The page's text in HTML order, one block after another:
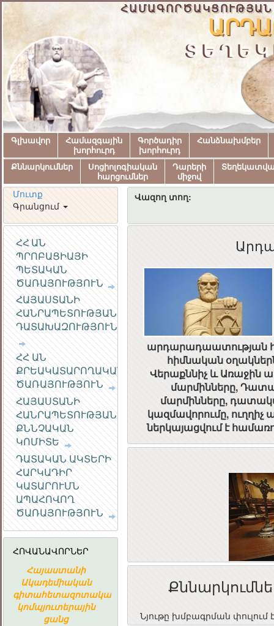
Գլխավոր
Համազգային
խորհուրդ
Գործադիր
խորհուրդ
Հանձնախմբեր
Քննարկումներ
Սոցիոլոգիական
հարցումներ
Դարերի
միջով
Մուտք
Գրանցում
Վազող տող:
ՀՀ ԱՆ
ՊՐՈԲԱՑԻԱՅԻ
ՊԵՏԱԿԱՆ
ԾԱՌԱՅՈՒԹՅՈՒՆ
ՀԱՅԱՍՏԱՆԻ
ՀԱՆՐԱՊԵՏՈՒԹՅԱՆ
ԴԱՏԱԽԱԶՈՒԹՅՈՒՆ
ՀՀ ԱՆ
ՔՐԵԱԿԱՏԱՐՈՂԱԿԱՆ
ԾԱՌԱՅՈՒԹՅՈՒՆ
ՀԱՅԱՍՏԱՆԻ
ՀԱՆՐԱՊԵՏՈՒԹՅԱՆ
ՔՆՆՉԱԿԱՆ
ԿՈՄԻՏԵ
ԴԱՏԱԿԱՆ ԱԿՏԵՐԻ
ՀԱՐԿԱԴԻՐ
ԿԱՏԱՐՈՒՄՆ
ԱՊԱՀՈՎՈՂ
ԾԱՌԱՅՈՒԹՅՈՒՆ
ՀՈՎԱՆԱՎՈՐՆԵՐ
Հայաստանի
Ակադեմիական
գիտահետազոտական
կոմպյուտերային
ցանց
«ԱՐՄԻՆԿՈ»
ՀԱՅԿԱԿԱՆ
ՏԵՂԵԿԱՏՎԱԿԱՆ
արդարադաատության
հիմնական
Վերաքննիչ և Առաջին
մարմինները,
մարմինները,
կազմավորումը,
ներկայացվում է
Նյութը խմբագրման փուլում է
ՀԱՅԱՍՏԱՆԻ
ՀԱՆՐԱՅԻՆ
ԽՈՐՀՈՒՐԴ